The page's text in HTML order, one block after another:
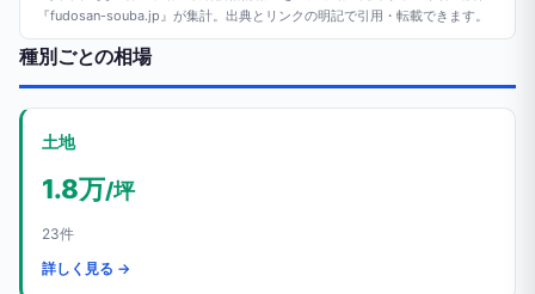
『fudosan-souba.jp』が集計。出典とリンクの明記で引用・転載できます。
種別ごとの相場
土地
1.8万/坪
23件
詳しく見る →